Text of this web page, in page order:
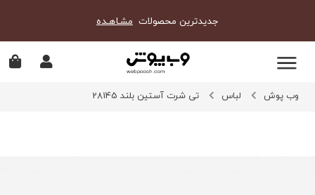
جدیدترین محصولات مشـاهـده
وب پوش لباس تی شرت آستین بلند 28145